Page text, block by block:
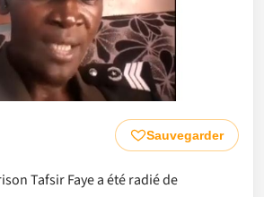
Sauvegarder
Tafsir Faye a été radié de